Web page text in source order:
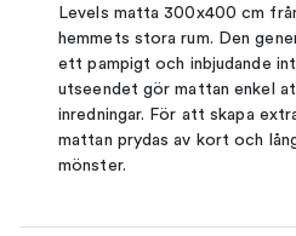
Levels matta 300x400 cm
hemmets stora rum. Den
ett pampigt och inbjudande
utseendet gör mattan enkel
inredningar. För att skapa
mattan prydas av kort och
mönster.